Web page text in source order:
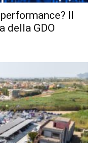
Il
della GDO